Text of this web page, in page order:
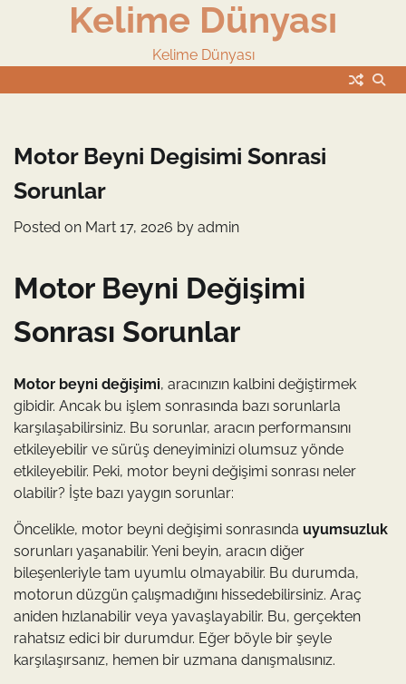
Kelime Dünyası
Kelime Dünyası
Motor Beyni Degisimi Sonrasi
Sorunlar
Posted on Mart 17, 2026 by admin
Motor Beyni Değişimi
Sonrası Sorunlar
Motor beyni değişimi, aracınızın kalbini değiştirmek
gibidir. Ancak bu işlem sonrasında bazı sorunlarla
karşılaşabilirsiniz. Bu sorunlar, aracın performansını
etkileyebilir ve sürüş deneyiminizi olumsuz yönde
etkileyebilir. Peki, motor beyni değişimi sonrası neler
olabilir? İşte bazı yaygın sorunlar:
Öncelikle, motor beyni değişimi sonrasında uyumsuzluk
sorunları yaşanabilir. Yeni beyin, aracın diğer
bileşenleriyle tam uyumlu olmayabilir. Bu durumda,
motorun düzgün çalışmadığını hissedebilirsiniz. Araç
aniden hızlanabilir veya yavaşlayabilir. Bu, gerçekten
rahatsız edici bir durumdur. Eğer böyle bir şeyle
karşılaşırsanız, hemen bir uzmana danışmalısınız.